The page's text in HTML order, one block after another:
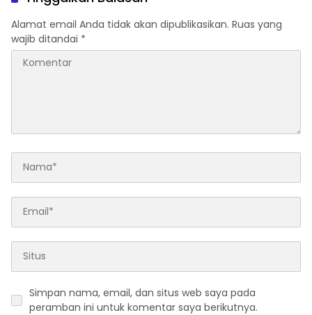
Alamat email Anda tidak akan dipublikasikan. Ruas yang
wajib ditandai *
Simpan nama, email, dan situs web saya pada
peramban ini untuk komentar saya berikutnya.